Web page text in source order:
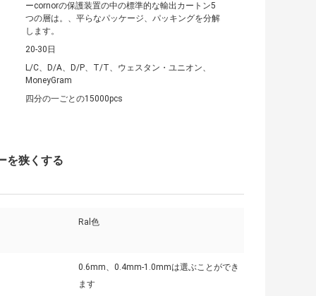
ーcornorの保護装置の中の標準的な輸出カートン5
つの層は。、平らなパッケージ、パッキングを分解
します。
20-30日
L/C、D/A、D/P、T/T、ウェスタン・ユニオン、
MoneyGram
四分の一ごとの15000pcs
を狭くする
Ral色
0.6mm、0.4mm-1.0mmは選ぶことができ
ます